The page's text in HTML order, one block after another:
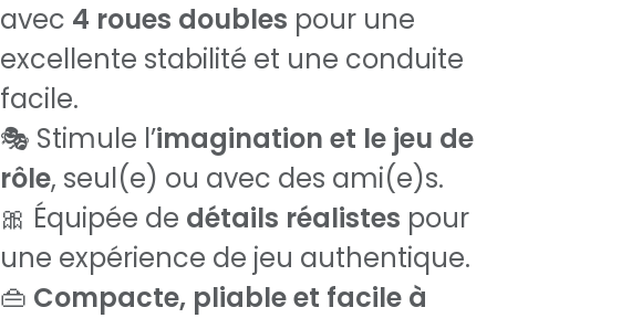
avec 4 roues doubles pour une
excellente stabilité et une conduite
facile.
🎭 Stimule l’imagination et le jeu de
rôle, seul(e) ou avec des ami(e)s.
🎀 Équipée de détails réalistes pour
une expérience de jeu authentique.
👜 Compacte, pliable et facile à